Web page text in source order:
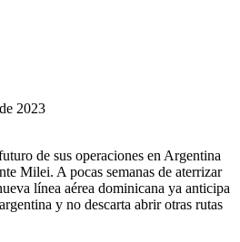
2023
de sus operaciones en Argentina
Milei. A pocas semanas de aterrizar
línea aérea dominicana ya anticipa
y no descarta abrir otras rutas